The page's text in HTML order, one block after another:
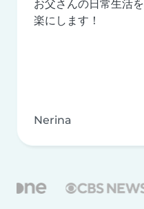
お父さんの日常生活を
楽にします！
Nerina